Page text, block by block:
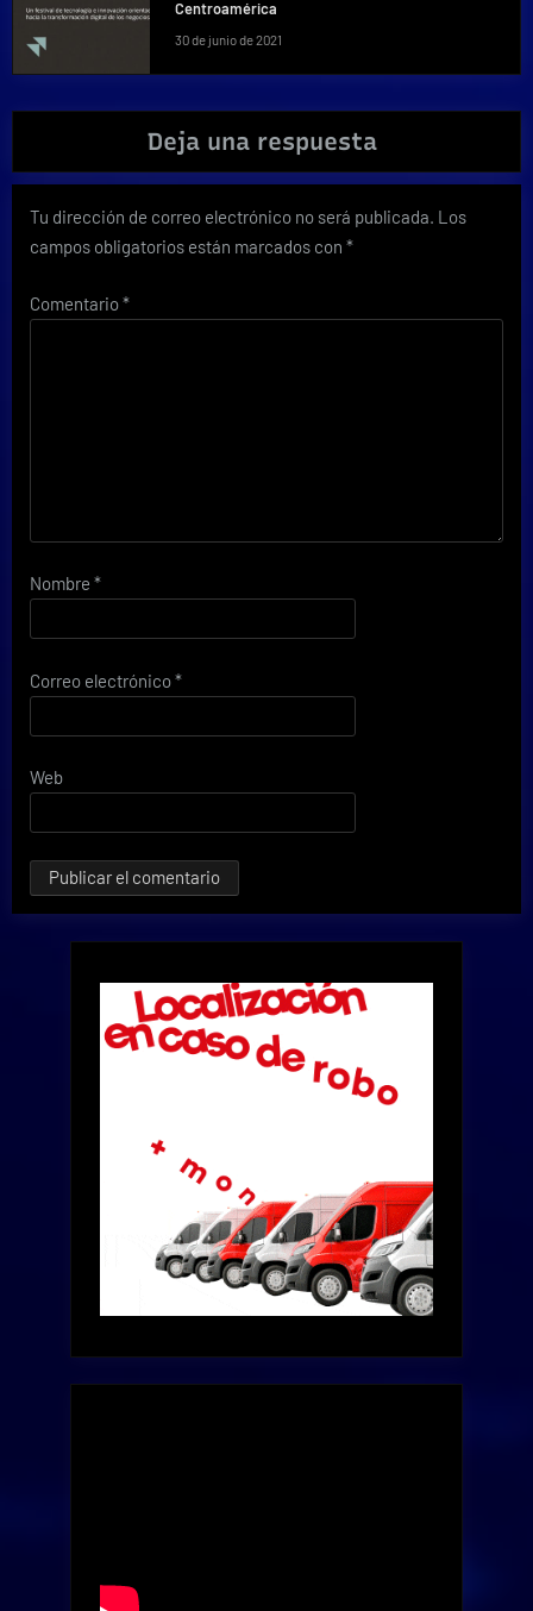
Centroamérica
30 de junio de 2021
Deja una respuesta
Tu dirección de correo electrónico no será publicada. Los
campos obligatorios están marcados con *
Comentario*
Nombre *
Correo electrónico*
Web